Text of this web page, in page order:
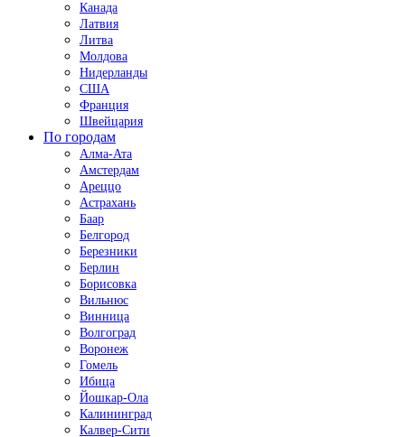
Канада
Латвия
Литва
Молдова
Нидерланды
США
Франция
Швейцария
По городам
Алма-Ата
Амстердам
Ареццо
Астрахань
Баар
Белгород
Березники
Берлин
Борисовка
Вильнюс
Винница
Волгоград
Воронеж
Гомель
Ибица
Йошкар-Ола
Калининград
Калвер-Сити